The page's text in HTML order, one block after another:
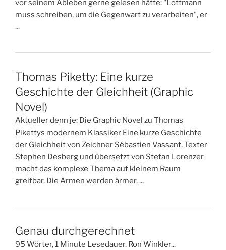
vor seinem Ableben gerne gelesen hätte: "Lottmann
muss schreiben, um die Gegenwart zu verarbeiten", er
...
Thomas Piketty: Eine kurze
Geschichte der Gleichheit (Graphic
Novel)
Aktueller denn je: Die Graphic Novel zu Thomas
Pikettys modernem Klassiker Eine kurze Geschichte
der Gleichheit von Zeichner Sébastien Vassant, Texter
Stephen Desberg und übersetzt von Stefan Lorenzer
macht das komplexe Thema auf kleinem Raum
greifbar. Die Armen werden ärmer, ...
Genau durchgerechnet
95 Wörter, 1 Minute Lesedauer. Ron Winkler...